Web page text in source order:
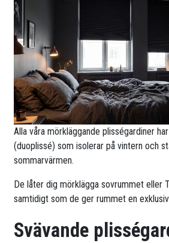
Alla våra mörkläggande plisségardiner
(duoplissé) som isolerar på vintern och
sommarvärmen.
De låter dig mörklägga sovrummet eller
samtidigt som de ger rummet en exklusiv
Svävande